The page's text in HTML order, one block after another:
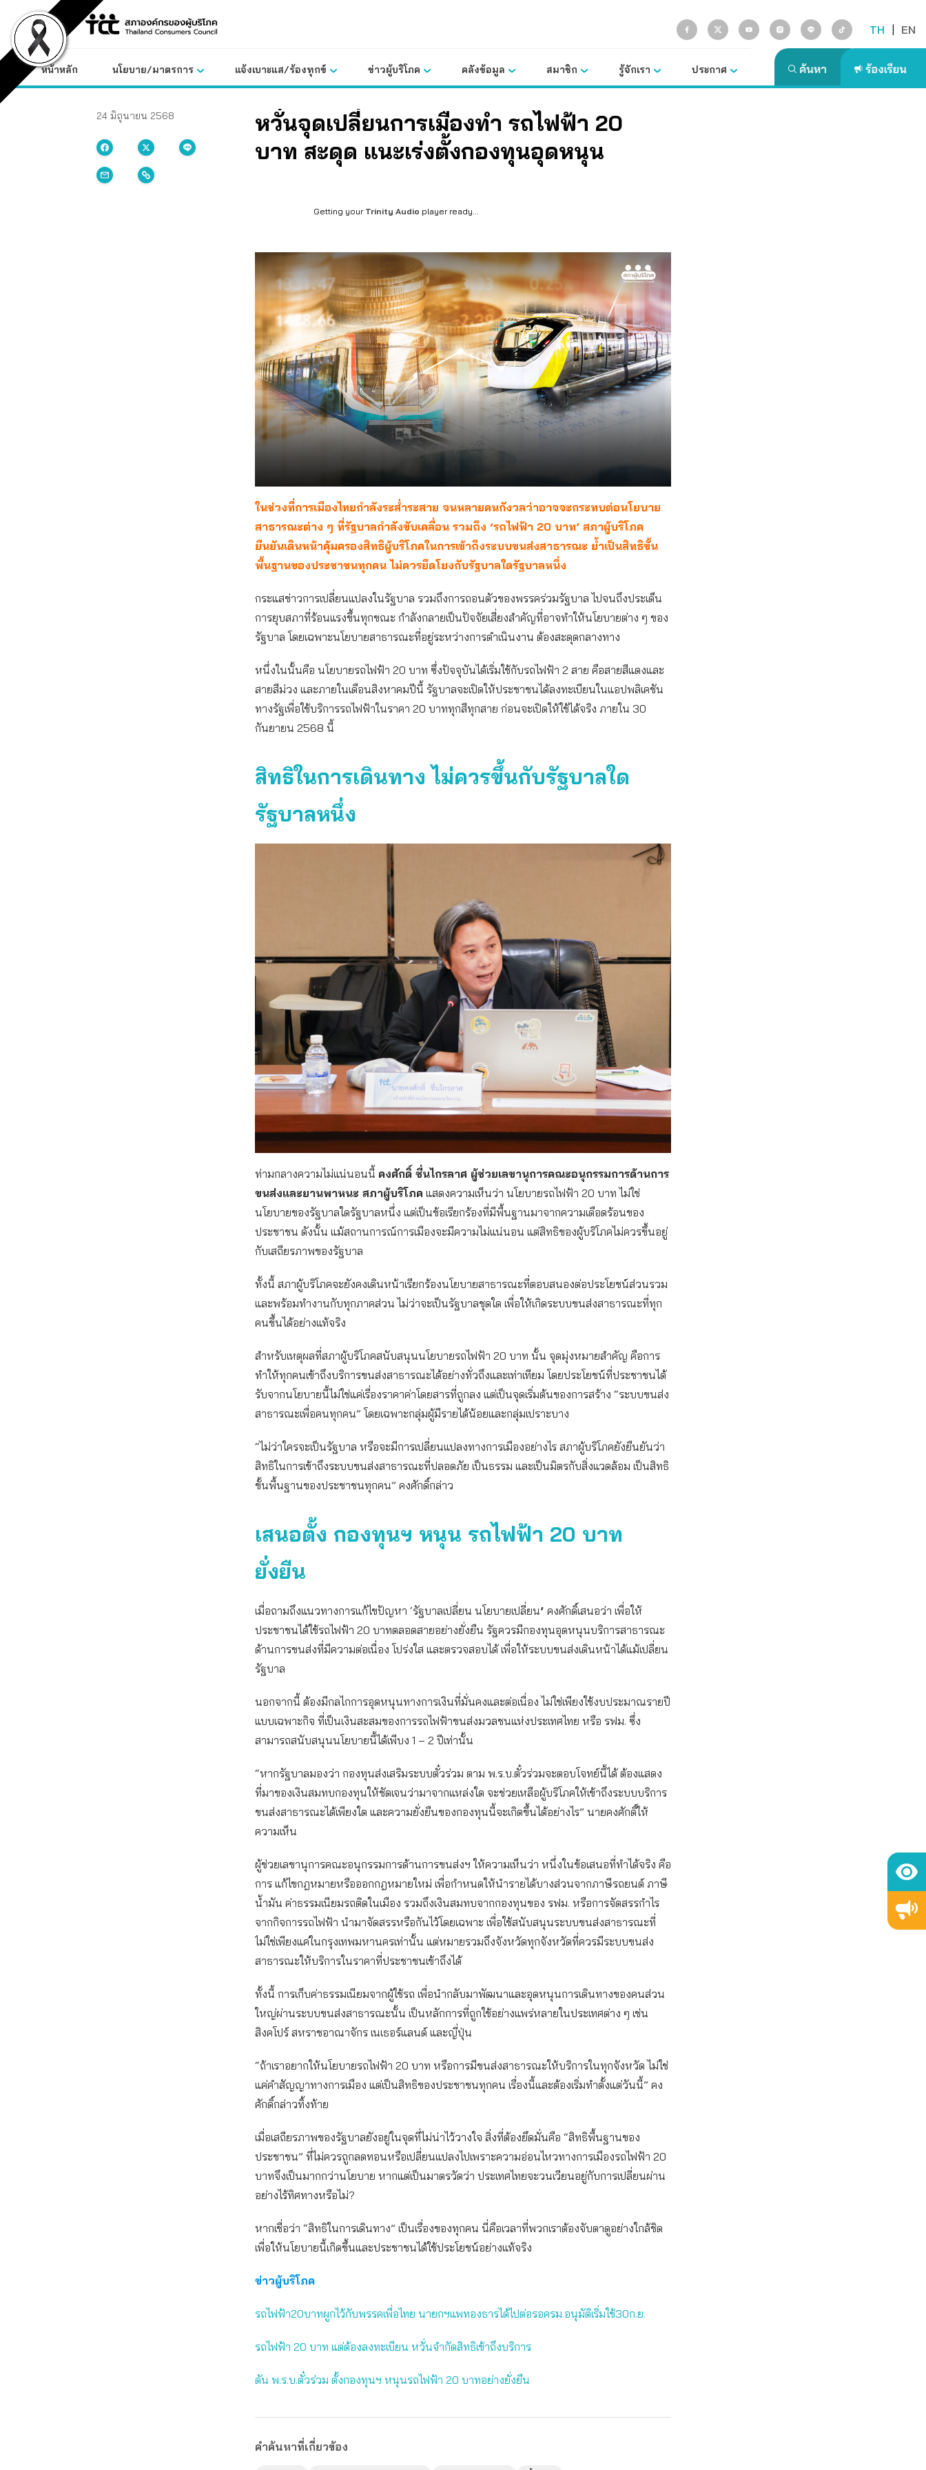
content
TH | EN
หน้าหลัก นโยบาย/มาตรการ แจ้งเบาะแส/ร้องทุกข์ ข่าวผู้บริโภค คลังข้อมูล สมาชิก รู้จักเรา ประกาศ
24 มิถุนายน 2568
หวั่นจุดเปลี่ยนการเมืองทำ รถไฟฟ้า 20
บาท สะดุด แนะเร่งตั้งกองทุนอุดหนุน
Getting your Trinity Audio player ready...
ในช่วงที่การเมืองไทยกำลังระส่ำระสาย จนหลายคนกังวลว่าอาจจะกระทบต่อนโยบาย
สาธารณะต่าง ๆ ที่รัฐบาลกำลังขับเคลื่อน รวมถึง ‘รถไฟฟ้า 20 บาท’ สภาผู้บริโภค
ยืนยันเดินหน้าคุ้มครองสิทธิผู้บริโภคในการเข้าถึงระบบขนส่งสาธารณะ ย้ำเป็นสิทธิขั้น
พื้นฐานของประชาชนทุกคน ไม่ควรยึดโยงกับรัฐบาลใดรัฐบาลหนึ่ง
กระแสข่าวการเปลี่ยนแปลงในรัฐบาล รวมถึงการถอนตัวของพรรคร่วมรัฐบาล ไปจนถึงประเด็น
การยุบสภาที่ร้อนแรงขึ้นทุกขณะ กำลังกลายเป็นปัจจัยเสี่ยงสำคัญที่อาจทำให้นโยบายต่าง ๆ ของ
รัฐบาล โดยเฉพาะนโยบายสาธารณะที่อยู่ระหว่างการดำเนินงาน ต้องสะดุดกลางทาง
หนึ่งในนั้นคือ นโยบายรถไฟฟ้า 20 บาท ซึ่งปัจจุบันได้เริ่มใช้กับรถไฟฟ้า 2 สาย คือสายสีแดงและ
สายสีม่วง และภายในเดือนสิงหาคมปีนี้ รัฐบาลจะเปิดให้ประชาชนได้ลงทะเบียนในแอปพลิเคชัน
ทางรัฐเพื่อใช้บริการรถไฟฟ้าในราคา 20 บาททุกสีทุกสาย ก่อนจะเปิดให้ใช้ได้จริง ภายใน 30
กันยายน 2568 นี้
สิทธิในการเดินทาง ไม่ควรขึ้นกับรัฐบาลใด
รัฐบาลหนึ่ง
ท่ามกลางความไม่แน่นอนนี้ คงศักดิ์ ชื่นไกรลาศ ผู้ช่วยเลขานุการคณะอนุกรรมการด้านการ
ขนส่งและยานพาหนะ สภาผู้บริโภค แสดงความเห็นว่า นโยบายรถไฟฟ้า 20 บาท ไม่ใช่
นโยบายของรัฐบาลใดรัฐบาลหนึ่ง แต่เป็นข้อเรียกร้องที่มีพื้นฐานมาจากความเดือดร้อนของ
ประชาชน ดังนั้น แม้สถานการณ์การเมืองจะมีความไม่แน่นอน แต่สิทธิของผู้บริโภคไม่ควรขึ้นอยู่
กับเสถียรภาพของรัฐบาล
ทั้งนี้ สภาผู้บริโภคจะยังคงเดินหน้าเรียกร้องนโยบายสาธารณะที่ตอบสนองต่อประโยชน์ส่วนรวม
และพร้อมทำงานกับทุกภาคส่วน ไม่ว่าจะเป็นรัฐบาลชุดใด เพื่อให้เกิดระบบขนส่งสาธารณะที่ทุก
คนขึ้นได้อย่างแท้จริง
สำหรับเหตุผลที่สภาผู้บริโภคสนับสนุนนโยบายรถไฟฟ้า 20 บาท นั้น จุดมุ่งหมายสำคัญ คือการ
ทำให้ทุกคนเข้าถึงบริการขนส่งสาธารณะได้อย่างทั่วถึงและเท่าเทียม โดยประโยชน์ที่ประชาชนได้
รับจากนโยบายนี้ไม่ใช่แค่เรื่องราคาค่าโดยสารที่ถูกลง แต่เป็นจุดเริ่มต้นของการสร้าง “ระบบขนส่ง
สาธารณะเพื่อคนทุกคน” โดยเฉพาะกลุ่มผู้มีรายได้น้อยและกลุ่มเปราะบาง
“ไม่ว่าใครจะเป็นรัฐบาล หรือจะมีการเปลี่ยนแปลงทางการเมืองอย่างไร สภาผู้บริโภคยังยืนยันว่า
สิทธิในการเข้าถึงระบบขนส่งสาธารณะที่ปลอดภัย เป็นธรรม และเป็นมิตรกับสิ่งแวดล้อม เป็นสิทธิ
ขั้นพื้นฐานของประชาชนทุกคน” คงศักดิ์กล่าว
เสนอตั้ง กองทุนฯ หนุน รถไฟฟ้า 20 บาท
ยั่งยืน
เมื่อถามถึงแนวทางการแก้ไขปัญหา ‘รัฐบาลเปลี่ยน นโยบายเปลี่ยน’ คงศักดิ์เสนอว่า เพื่อให้
ประชาชนได้ใช้รถไฟฟ้า 20 บาทตลอดสายอย่างยั่งยืน รัฐควรมีกองทุนอุดหนุนบริการสาธารณะ
ด้านการขนส่งที่มีความต่อเนื่อง โปร่งใส และตรวจสอบได้ เพื่อให้ระบบขนส่งเดินหน้าได้แม้เปลี่ยน
รัฐบาล
นอกจากนี้ ต้องมีกลไกการอุดหนุนทางการเงินที่มั่นคงและต่อเนื่อง ไม่ใช่เพียงใช้งบประมาณรายปี
แบบเฉพาะกิจ ที่เป็นเงินสะสมของการรถไฟฟ้าขนส่งมวลชนแห่งประเทศไทย หรือ รฟม. ซึ่ง
สามารถสนับสนุนนโยบายนี้ได้เพีบง 1 – 2 ปีเท่านั้น
“หากรัฐบาลมองว่า กองทุนส่งเสริมระบบตั๋วร่วม ตาม พ.ร.บ.ตั๋วร่วมจะตอบโจทย์นี้ได้ ต้องแสดง
ที่มาของเงินสมทบกองทุนให้ชัดเจนว่ามาจากแหล่งใด จะช่วยเหลือผู้บริโภคให้เข้าถึงระบบบริการ
ขนส่งสาธารณะได้เพียงใด และความยั่งยืนของกองทุนนี้จะเกิดขึ้นได้อย่างไร” นายคงศักดิ์ให้
ความเห็น
ผู้ช่วยเลขานุการคณะอนุกรรมการด้านการขนส่งฯ ให้ความเห็นว่า หนึ่งในข้อเสนอที่ทำได้จริง คือ
การ แก้ไขกฎหมายหรือออกกฎหมายใหม่ เพื่อกำหนดให้นำรายได้บางส่วนจากภาษีรถยนต์ ภาษี
น้ำมัน ค่าธรรมเนียมรถติดในเมือง รวมถึงเงินสมทบจากกองทุนของ รฟม. หรือการจัดสรรกำไร
จากกิจการรถไฟฟ้า นำมาจัดสรรหรือกันไว้โดยเฉพาะ เพื่อใช้สนับสนุนระบบขนส่งสาธารณะที่
ไม่ใช่เพียงแค่ในกรุงเทพมหานครเท่านั้น แต่หมายรวมถึงจังหวัดทุกจังหวัดที่ควรมีระบบขนส่ง
สาธารณะให้บริการในราคาที่ประชาชนเข้าถึงได้
ทั้งนี้ การเก็บค่าธรรมเนียมจากผู้ใช้รถ เพื่อนำกลับมาพัฒนาและอุดหนุนการเดินทางของคนส่วน
ใหญ่ผ่านระบบขนส่งสาธารณะนั้น เป็นหลักการที่ถูกใช้อย่างแพร่หลายในประเทศต่าง ๆ เช่น
สิงคโปร์ สหราชอาณาจักร เนเธอร์แลนด์ และญี่ปุ่น
“ถ้าเราอยากให้นโยบายรถไฟฟ้า 20 บาท หรือการมีขนส่งสาธารณะให้บริการในทุกจังหวัด ไม่ใช่
แค่คำสัญญาทางการเมือง แต่เป็นสิทธิของประชาชนทุกคน เรื่องนี้และต้องเริ่มทำตั้งแต่วันนี้” คง
ศักดิ์กล่าวทิ้งท้าย
เมื่อเสถียรภาพของรัฐบาลยังอยู่ในจุดที่ไม่น่าไว้วางใจ สิ่งที่ต้องยึดมั่นคือ “สิทธิพื้นฐานของ
ประชาชน” ที่ไม่ควรถูกลดทอนหรือเปลี่ยนแปลงไปเพราะความอ่อนไหวทางการเมืองรถไฟฟ้า 20
บาทจึงเป็นมากกว่านโยบาย หากแต่เป็นมาตรวัดว่า ประเทศไทยจะวนเวียนอยู่กับการเปลี่ยนผ่าน
อย่างไร้ทิศทางหรือไม่?
หากเชื่อว่า “สิทธิในการเดินทาง” เป็นเรื่องของทุกคน นี่คือเวลาที่พวกเราต้องจับตาดูอย่างใกล้ชิด
เพื่อให้นโยบายนี้เกิดขึ้นและประชาชนได้ใช้ประโยชน์อย่างแท้จริง
ข่าวผู้บริโภค
รถไฟฟ้า20บาทผูกไว้กับพรรคเพื่อไทย นายกฯแพทองธารได้ไปต่อรอครม.อนุมัติเริ่มใช้30ก.ย.
รถไฟฟ้า 20 บาท แต่ต้องลงทะเบียน หวั่นจำกัดสิทธิเข้าถึงบริการ
ดัน พ.ร.บ.ตั๋วร่วม ตั้งกองทุนฯ หนุนรถไฟฟ้า 20 บาทอย่างยั่งยืน
คำค้นหาที่เกี่ยวข้อง